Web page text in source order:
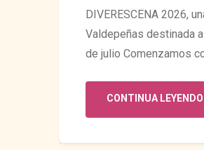
DIVERESCENA 2026,
Valdepeñas destinada
de julio Comenzamos
CONTINUA LEYENDO